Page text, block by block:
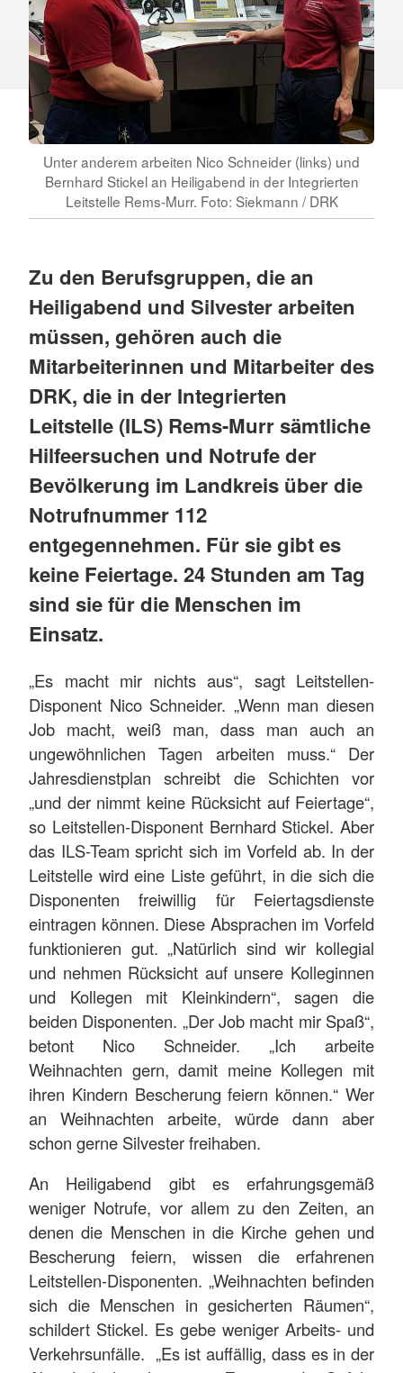
Unter anderem arbeiten Nico Schneider (links) und
Bernhard Stickel an Heiligabend in der Integrierten
Leitstelle Rems-Murr. Foto: Siekmann / DRK
Zu den Berufsgruppen, die an
Heiligabend und Silvester arbeiten
müssen, gehören auch die
Mitarbeiterinnen und Mitarbeiter des
DRK, die in der Integrierten
Leitstelle (ILS) Rems-Murr sämtliche
Hilfeersuchen und Notrufe der
Bevölkerung im Landkreis über die
Notrufnummer 112
entgegennehmen. Für sie gibt es
keine Feiertage. 24 Stunden am Tag
sind sie für die Menschen im
Einsatz.
„Es macht mir nichts aus“, sagt Leitstellen-
Disponent Nico Schneider. „Wenn man diesen
Job macht, weiß man, dass man auch an
ungewöhnlichen Tagen arbeiten muss.“ Der
Jahresdienstplan schreibt die Schichten vor
„und der nimmt keine Rücksicht auf Feiertage“,
so Leitstellen-Disponent Bernhard Stickel. Aber
das ILS-Team spricht sich im Vorfeld ab. In der
Leitstelle wird eine Liste geführt, in die sich die
Disponenten freiwillig für Feiertagsdienste
eintragen können. Diese Absprachen im Vorfeld
funktionieren gut. „Natürlich sind wir kollegial
und nehmen Rücksicht auf unsere Kolleginnen
und Kollegen mit Kleinkindern“, sagen die
beiden Disponenten. „Der Job macht mir Spaß“,
betont Nico Schneider. „Ich arbeite
Weihnachten gern, damit meine Kollegen mit
ihren Kindern Bescherung feiern können.“ Wer
an Weihnachten arbeite, würde dann aber
schon gerne Silvester freihaben.
An Heiligabend gibt es erfahrungsgemäß
weniger Notrufe, vor allem zu den Zeiten, an
denen die Menschen in die Kirche gehen und
Bescherung feiern, wissen die erfahrenen
Leitstellen-Disponenten. „Weihnachten befinden
sich die Menschen in gesicherten Räumen“,
schildert Stickel. Es gebe weniger Arbeits- und
Verkehrsunfälle. „Es ist auffällig, dass es in der